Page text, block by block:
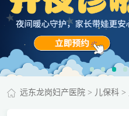
远东龙岗妇产医院> 儿保科>